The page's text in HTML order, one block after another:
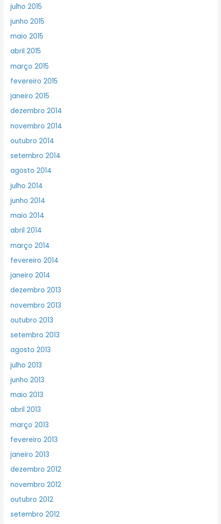
julho 2015
junho 2015
maio 2015
abril 2015
março 2015
fevereiro 2015
janeiro 2015
dezembro 2014
novembro 2014
outubro 2014
setembro 2014
agosto 2014
julho 2014
junho 2014
maio 2014
abril 2014
março 2014
fevereiro 2014
janeiro 2014
dezembro 2013
novembro 2013
outubro 2013
setembro 2013
agosto 2013
julho 2013
junho 2013
maio 2013
abril 2013
março 2013
fevereiro 2013
janeiro 2013
dezembro 2012
novembro 2012
outubro 2012
setembro 2012